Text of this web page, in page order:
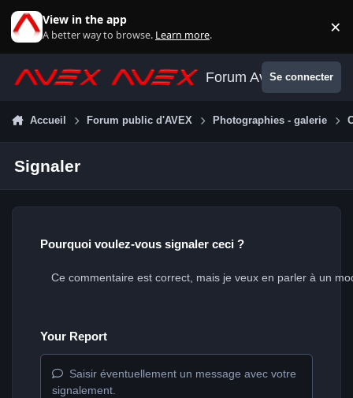
View in the app
A better way to browse. Learn more. ×
Forum AvexSe connecter
Accueil Forum public d'AVEX Photographies - galerie
Signaler
Pourquoi voulez-vous signaler ceci ?
Your Report
Saisir éventuellement un message avec votre
signalement.